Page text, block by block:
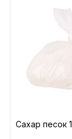
Сахар песок